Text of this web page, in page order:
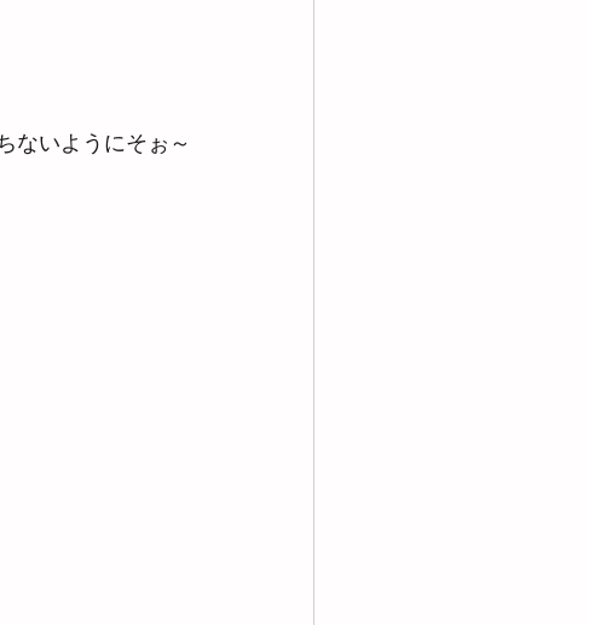
ないようにそぉ～